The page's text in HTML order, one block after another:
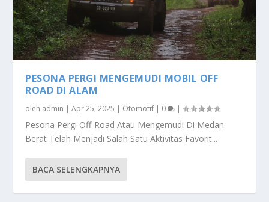
PESONA PERGI MENGEMUDI MOBIL OFF
ROAD DI ALAM
oleh admin |Apr 25, 2025 | Otomotif | 0 |
Pesona Pergi Off-Road Atau Mengemudi Di Medan
Berat Telah Menjadi Salah Satu Aktivitas Favorit...
BACA SELENGKAPNYA